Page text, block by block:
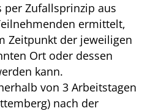
Zufallsprinzip aus
ermittelt,
Zeitpunkt der jeweiligen
Ort oder dessen
kann.
von 3 Arbeitstagen
nach der